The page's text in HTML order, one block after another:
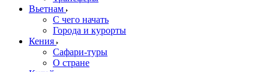
Вьетнам
С чего начать
Города и курорты
Кения
Сафари-туры
О стране